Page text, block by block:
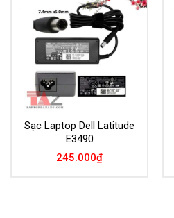
Add to
Wishlist
Sạc Laptop Dell Latitude
E3490
245.000₫